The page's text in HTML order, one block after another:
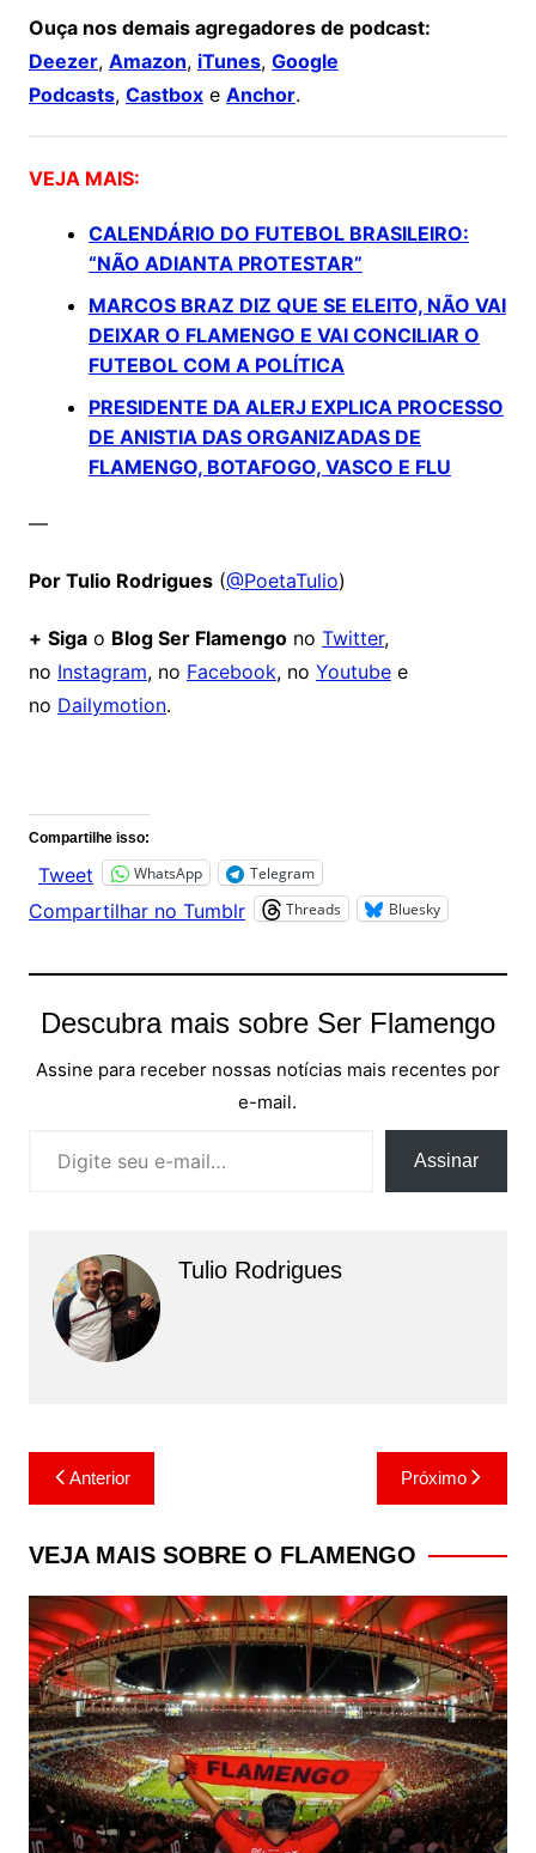
Ouça nos demais agregadores de podcast:
Deezer, Amazon, iTunes, Google
Podcasts, Castboxe Anchor.
VEJA MAIS:
CALENDÁRIO DO FUTEBOL BRASILEIRO:
“NÃO ADIANTA PROTESTAR”
MARCOS BRAZ DIZ QUE SE ELEITO, NÃO VAI
DEIXAR O FLAMENGO E VAI CONCILIAR O
FUTEBOL COM A POLÍTICA
PRESIDENTE DA ALERJ EXPLICA PROCESSO
DE ANISTIA DAS ORGANIZADAS DE
FLAMENGO, BOTAFOGO, VASCO E FLU
—
Por Tulio Rodrigues(@PoetaTulio)
+ Sigao Blog Ser Flamengono Twitter,
no Instagram, no Facebook, no Youtubee
no Dailymotion.
Compartilhe isso:
Tweet WhatsApp Telegram
Compartilhar no Tumblr Threads Bluesky
Descubra mais sobre Ser Flamengo
Assine para receber nossas notícias mais recentes por
e-mail.
Assinar
Tulio Rodrigues
Navegação
de
Post
Anterior Próximo
VEJA MAIS SOBRE O FLAMENGO